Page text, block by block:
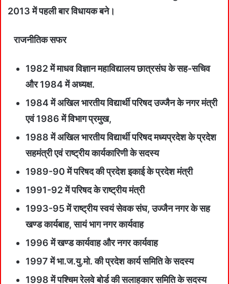
2013 में पहली बार विधायक बने।
राजनीतिक सफर
1982 में माधव विज्ञान महाविद्यालय छात्रसंघ के सह-सचिव
और 1984 में अध्यक्ष.
1984 में अखिल भारतीय विद्यार्थी परिषद उज्जैन के नगर मंत्री
एवं 1986 में विभाग प्रमुख,
1988 में अखिल भारतीय विद्यार्थी परिषद मध्यप्रदेश के प्रदेश
सहमंत्री एवं राष्ट्रीय कार्यकारिणी के सदस्य
1989-90 में परिषद की प्रदेश इकाई के प्रदेश मंत्री
1991-92 में परिषद के राष्ट्रीय मंत्री
1993-95 में राष्ट्रीय स्वयं सेवक संघ, उज्जैन नगर के सह
खण्ड कार्यबाह, सायं भाग नगर कार्यवाह
1996 में खण्ड कार्यवाह और नगर कार्यवाह
1997 में भा.ज.यु.मो. की प्रदेश कार्य समिति के सदस्य
1998 में पश्चिम रेलवे बोर्ड की सलाहकार समिति के सदस्य